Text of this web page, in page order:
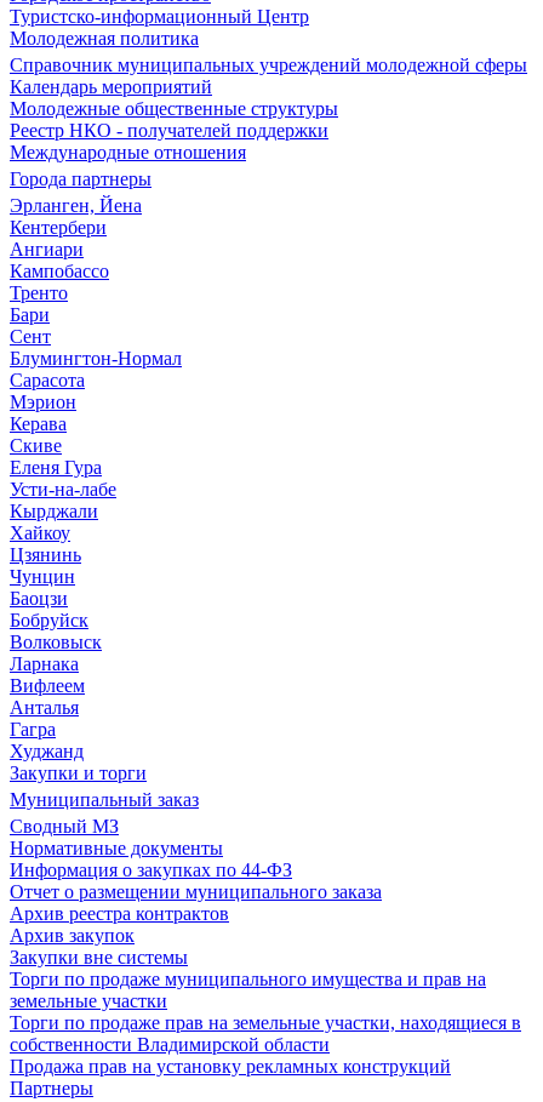
Туристско-информационный Центр
Молодежная политика
Справочник муниципальных учреждений молодежной сферы
Календарь мероприятий
Молодежные общественные структуры
Реестр НКО - получателей поддержки
Международные отношения
Города партнеры
Эрланген, Йена
Кентербери
Ангиари
Кампобассо
Тренто
Бари
Сент
Блумингтон-Нормал
Сарасота
Мэрион
Керава
Скиве
Еленя Гура
Усти-на-лабе
Кырджали
Хайкоу
Цзянинь
Чунцин
Баоцзи
Бобруйск
Волковыск
Ларнака
Вифлеем
Анталья
Гагра
Худжанд
Закупки и торги
Муниципальный заказ
Сводный МЗ
Нормативные документы
Информация о закупках по 44-ФЗ
Отчет о размещении муниципального заказа
Архив реестра контрактов
Архив закупок
Закупки вне системы
Торги по продаже муниципального имущества и прав на
земельные участки
Торги по продаже прав на земельные участки, находящиеся в
собственности Владимирской области
Продажа прав на установку рекламных конструкций
Партнеры